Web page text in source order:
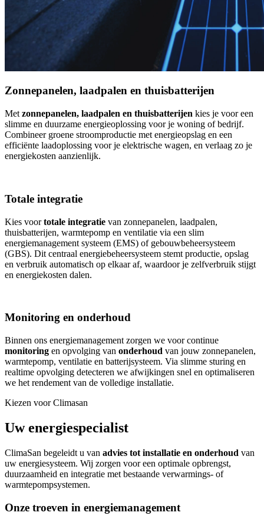
Zonnepanelen, laadpalen en thuisbatterijen
Met zonnepanelen, laadpalen en thuisbatterijen kies je voor een
slimme en duurzame energieoplossing voor je woning of bedrijf.
Combineer groene stroomproductie met energieopslag en een
efficiënte laadoplossing voor je elektrische wagen, en verlaag zo je
energiekosten aanzienlijk.
Totale integratie
Kies voortotale integratie van zonnepanelen, laadpalen,
thuisbatterijen, warmtepomp en ventilatie via een slim
energiemanagement systeem (EMS) of gebouwbeheersysteem
(GBS). Dit centraal energiebeheersysteem stemt productie, opslag
en verbruik automatisch op elkaar af, waardoor je zelfverbruik stijgt
en energiekosten dalen.
Monitoring en onderhoud
Binnen ons energiemanagement zorgen we voor continue
monitoring en opvolging van onderhoud van jouw zonnepanelen,
warmtepomp, ventilatie en batterijsysteem. Via slimme sturing en
realtime opvolging detecteren we afwijkingen snel en optimaliseren
we het rendement van de volledige installatie.
Kiezen voor Climasan
Uw energiespecialist
ClimaSan begeleidt u van advies tot installatie en onderhoud van
uw energiesysteem. Wij zorgen voor een optimale opbrengst,
duurzaamheid en integratie met bestaande verwarmings- of
warmtepompsystemen.
Onze troeven in energiemanagement